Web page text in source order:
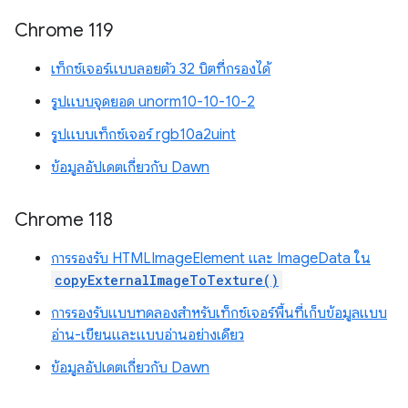
Chrome 119
เท็กซ์เจอร์แบบลอยตัว 32 บิตที่กรองได้
รูปแบบจุดยอด unorm10-10-10-2
รูปแบบเท็กซ์เจอร์ rgb10a2uint
ข้อมูลอัปเดตเกี่ยวกับ Dawn
Chrome 118
การรองรับ HTMLImageElement และ ImageData ใน
copyExternalImageToTexture()
การรองรับแบบทดลองสำหรับเท็กซ์เจอร์พื้นที่เก็บข้อมูลแบบ
อ่าน-เขียนและแบบอ่านอย่างเดียว
ข้อมูลอัปเดตเกี่ยวกับ Dawn